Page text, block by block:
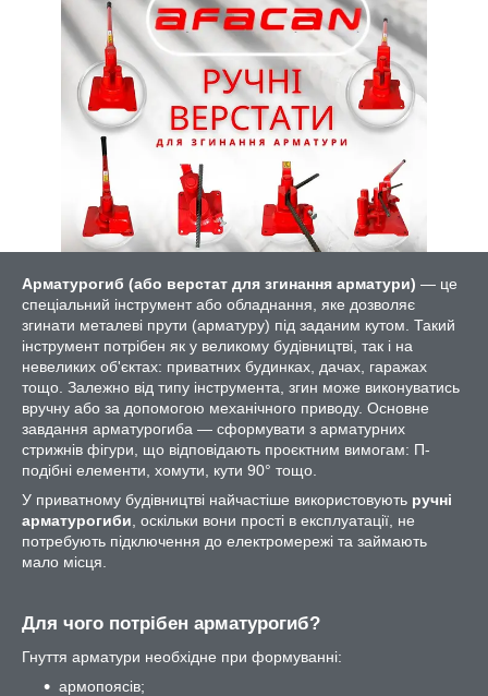
Арматурогиб (або верстат для згинання арматури) — це
спеціальний інструмент або обладнання, яке дозволяє
згинати металеві прути (арматуру) під заданим кутом. Такий
інструмент потрібен як у великому будівництві, так і на
невеликих об'єктах: приватних будинках, дачах, гаражах
тощо. Залежно від типу інструмента, згин може виконуватись
вручну або за допомогою механічного приводу. Основне
завдання арматурогиба — сформувати з арматурних
стрижнів фігури, що відповідають проєктним вимогам: П-
подібні елементи, хомути, кути 90° тощо.
У приватному будівництві найчастіше використовують ручні
арматурогиби , оскільки вони прості в експлуатації, не
потребують підключення до електромережі та займають
мало місця.
Для чого потрібен арматурогиб?
Гнуття арматури необхідне при формуванні:
армопоясів;